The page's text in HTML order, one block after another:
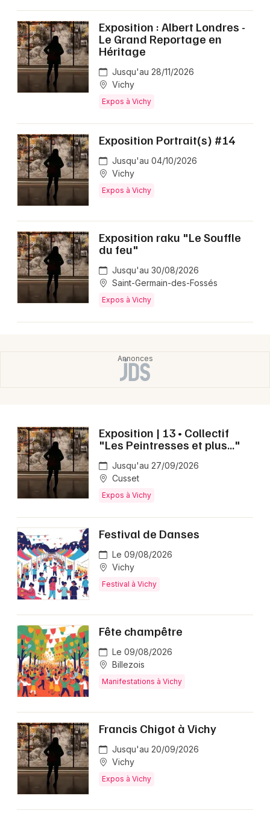
Exposition : Albert Londres -
Le Grand Reportage en
Héritage
Jusqu'au 28/11/2026
Vichy
Expos à Vichy
Exposition Portrait(s) #14
Jusqu'au 04/10/2026
Vichy
Expos à Vichy
Exposition raku "Le Souffle
du feu"
Jusqu'au 30/08/2026
Saint-Germain-des-Fossés
Expos à Vichy
Exposition | 13 • Collectif
"Les Peintresses et plus..."
Jusqu'au 27/09/2026
Cusset
Expos à Vichy
Festival de Danses
Le 09/08/2026
Vichy
Festival à Vichy
Fête champêtre
Le 09/08/2026
Billezois
Manifestations à Vichy
Francis Chigot à Vichy
Jusqu'au 20/09/2026
Vichy
Expos à Vichy